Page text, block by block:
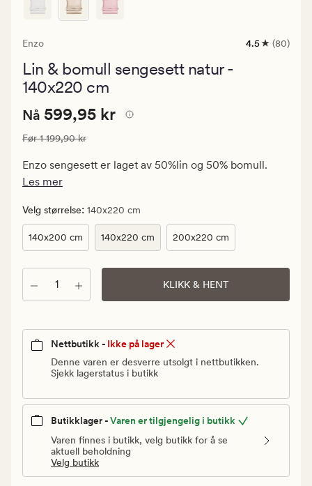
Enzo
80
4.5 (80)
Lin & bomull sengesett natur -
140x220 cm
Nåværende
599,95
kr.
Vanlig
1
199,90
kr
Nåværende pris
Nå 599,95 kr
Vanlig pris 1 199,90 kr
Før1 199,90 kr
Enzo sengesett er laget av 50%lin og 50% bomull.
Les mer
Velg størrelse: 140x220 cm
140x200 cm 140x220 cm 200x220 cm
Antall KLIKK & HENT
Nettbutikk - Ikke på lager
Denne varen er desverre utsolgt i nettbutikken.
Sjekk lagerstatus i butikk
Butikklager -Varen er tilgjengelig i butikk
Varen finnes i butikk, velg butikk for å se
aktuell beholdning
Velg butikk